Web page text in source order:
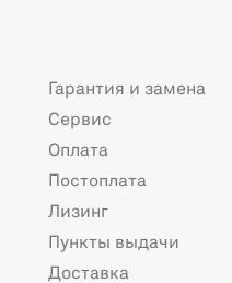
Гарантия и замена
Сервис
Оплата
Постоплата
Лизинг
Пункты выдачи
Доставка